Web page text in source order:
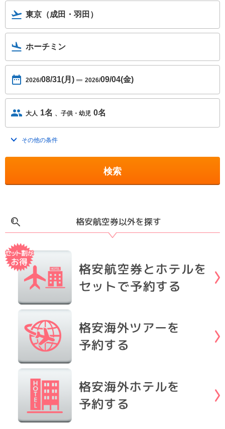
東京（成田・羽田）
ホーチミン
2026/08/31(月) 2026/09/04(金)
大人 1名 子供・幼児 0名
トグルを開く
その他の条件
検索
格安航空券以外を探す